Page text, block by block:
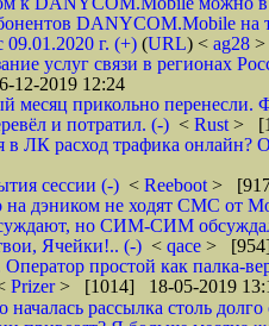
DANYCOM.Mobile
09.01.2020 г. (+) (URL) < ag28 >
услуг связи в регионах
2019 12:24
месяц прикольно
и потратил. (-) < Rust >
в ЛК расход трафика
сессии (-) < Reeboot >
на дэником не ходят СМС от
но СИМ-СИМ
Ячейки!.. (-) < qace > [954]
простой как палка-
Prizer> [1014] 18-05-2019
началась рассылка столь